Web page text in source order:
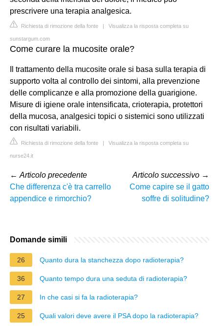
prescrivere una terapia analgesica.
Richiesta di rimozione della fonte | Visualizza la risposta completa su
sunstargum.com
Come curare la mucosite orale?
Il trattamento della mucosite orale si basa sulla terapia di
supporto volta al controllo dei sintomi, alla prevenzione
delle complicanze e alla promozione della guarigione.
Misure di igiene orale intensificata, crioterapia, protettori
della mucosa, analgesici topici o sistemici sono utilizzati
con risultati variabili.
Richiesta di rimozione della fonte | Visualizza la risposta completa su
nurse24.it
← Articolo precedente
Che differenza c'è tra carrello
appendice e rimorchio?
Articolo successivo →
Come capire se il gatto
soffre di solitudine?
Domande simili
26 Quanto dura la stanchezza dopo radioterapia?
36 Quanto tempo dura una seduta di radioterapia?
27 In che casi si fa la radioterapia?
25 Quali valori deve avere il PSA dopo la radioterapia?